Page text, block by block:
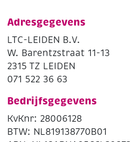
Adresgegevens
LTC-LEIDEN B.V.
W. Barentzstraat 11-13
2315 TZ LEIDEN
071 522 36 63
Bedrijfsgegevens
KvKnr: 28006128
BTW: NL819138770B01